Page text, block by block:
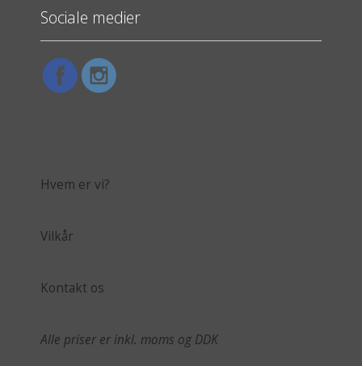
Sociale medier
Hvem er vi?
Vilkår
Kontakt os
Alle priser er inkl. moms og DDK